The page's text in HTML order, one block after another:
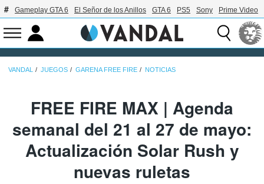
Gameplay GTA 6 El Señor de los Anillos GTA 6 PS5 Sony Prime Video
VANDAL JUEGOS GARENA FREE FIRE NOTICIAS
FREE FIRE MAX | Agenda
semanal del 21 al 27 de mayo:
Actualización Solar Rush y
nuevas ruletas